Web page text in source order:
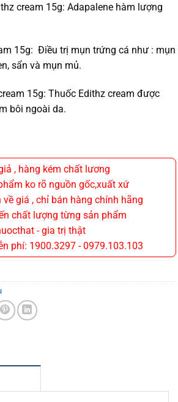
cream 15g: Adapalene hàm lượng
15g: Điều trị mụn trứng cá như : mụn
sẩn và mụn mủ.
15g: Thuốc Edithz cream được
bôi ngoài da.
, hàng kém chất lương
ko rõ nguồn gốc,xuất xứ
giá , chỉ bán hàng chính hãng
chất lượng từng sản phẩm
- gia trị thật
phí: 1900.3297 - 0979.103.103